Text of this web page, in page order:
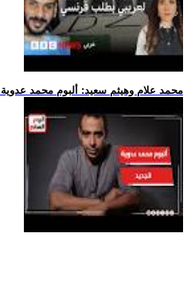
.. محمد علام وهيثم سعيد: ألبوم محمد عدوية